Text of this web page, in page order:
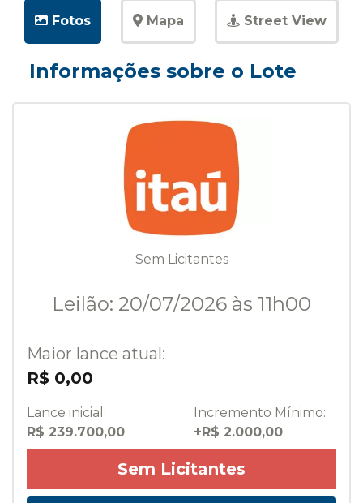
Fotos Mapa Street View
Informações sobre o Lote
Sem Licitantes
Leilão: 20/07/2026 às 11h00
Maior lance atual:
R$ 0,00
Lance inicial:
R$ 239.700,00
Incremento Mínimo:
+R$ 2.000,00
Sem Licitantes